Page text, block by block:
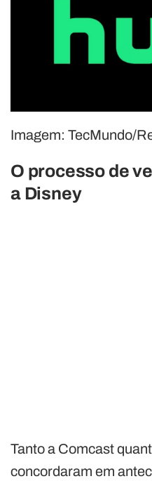
Imagem: TecMundo/
O processo de
a Disney
Tanto a Comcast
concordaram em